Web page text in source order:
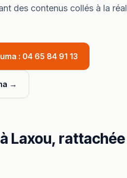
des contenus collés à la
: 04 65 84 91 13
→
Laxou, rattachée